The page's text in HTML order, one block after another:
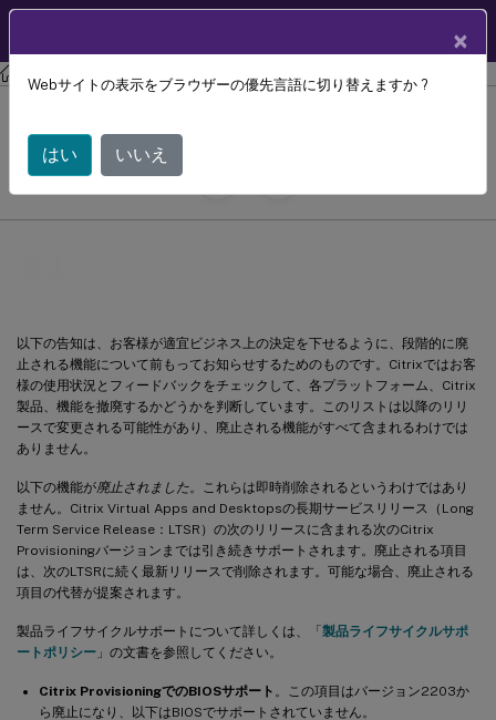
Citrix Provisioning Citrix Provisioning 2212
以下の告知は、お客様が適宜ビジネス上の決定を下せるように、段階的に廃
止される機能について前もってお知らせするためのものです。Citrixではお客
様の使用状況とフィードバックをチェックして、各プラットフォーム、Citrix
製品、機能を撤廃するかどうかを判断しています。このリストは以降のリリ
ースで変更される可能性があり、廃止される機能がすべて含まれるわけでは
ありません。
以下の機能が廃止されました。これらは即時削除されるというわけではあり
ません。Citrix Virtual Apps and Desktopsの長期サービスリリース（Long
Term Service Release：LTSR）の次のリリースに含まれる次のCitrix
Provisioningバージョンまでは引き続きサポートされます。廃止される項目
は、次のLTSRに続く最新リリースで削除されます。可能な場合、廃止される
項目の代替が提案されます。
製品ライフサイクルサポートについて詳しくは、「製品ライフサイクルサポ
ートポリシー 」の文書を参照してください。
Citrix ProvisioningでのBIOSサポート 。この項目はバージョン2203か
ら廃止になり、以下はBIOSでサポートされていません。
廃止
July 29, 2024
C
×
Webサイトの表示をブラウザーの優先言語に切り替えますか ?
はい いいえ